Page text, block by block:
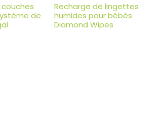
de
Recharge de lingettes
humides pour bébés
Diamond Wipes